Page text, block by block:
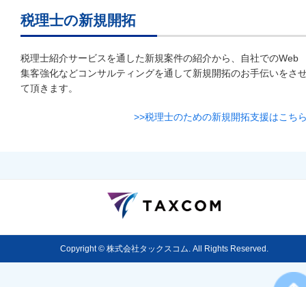
税理士の新規開拓
税理士紹介サービスを通した新規案件の紹介から、自社でのWeb
集客強化などコンサルティングを通して新規開拓のお手伝いをさ
て頂きます。
>>税理士のための新規開拓支援はこち
Copyright © 株式会社タックスコム. All Rights Reserved.